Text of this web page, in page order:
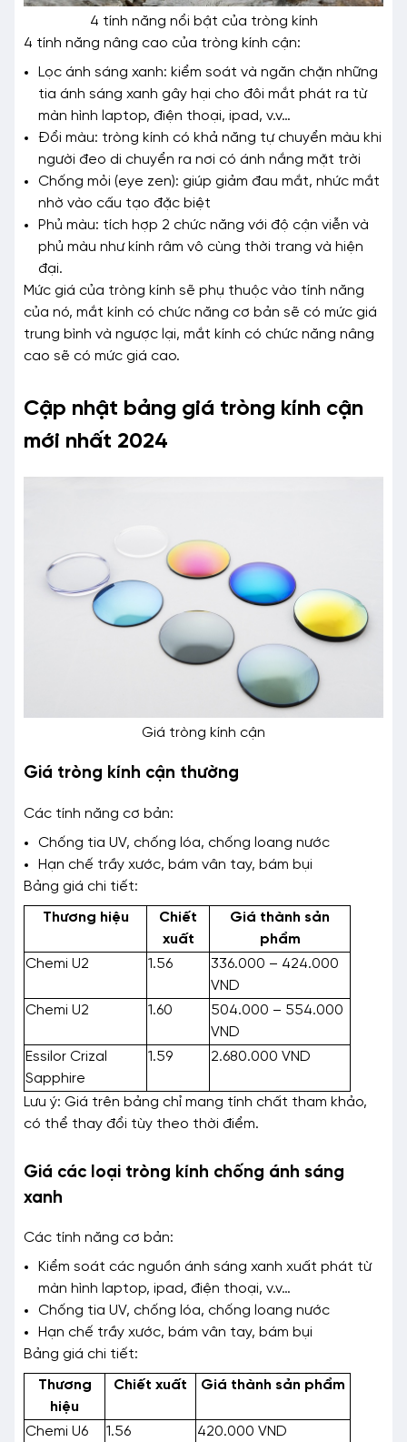
4 tính năng nổi bật của tròng kính
4 tính năng nâng cao của tròng kính cận:
Lọc ánh sáng xanh: kiểm soát và ngăn chặn những
tia ánh sáng xanh gây hại cho đôi mắt phát ra từ
màn hình laptop, điện thoại, ipad, v.v…
Đổi màu: tròng kính có khả năng tự chuyển màu khi
người đeo di chuyển ra nơi có ánh nắng mặt trời
Chống mỏi (eye zen): giúp giảm đau mắt, nhức mắt
nhờ vào cấu tạo đặc biệt
Phủ màu: tích hợp 2 chức năng với độ cận viễn và
phủ màu như kính râm vô cùng thời trang và hiện
đại.
Mức giá của tròng kính sẽ phụ thuộc vào tính năng
của nó, mắt kính có chức năng cơ bản sẽ có mức giá
trung bình và ngược lại, mắt kính có chức năng nâng
cao sẽ có mức giá cao.
Cập nhật bảng giá tròng kính cận
mới nhất 2024
Giá tròng kính cận
Giá tròng kính cận thường
Các tính năng cơ bản:
Chống tia UV, chống lóa, chống loang nước
Hạn chế trầy xước, bám vân tay, bám bụi
Bảng giá chi tiết:
Thương hiệu
Chiết
xuất
Giá thành sản
phẩm
Chemi U2
1.56
336.000 – 424.000
VND
Chemi U2
1.60
504.000 – 554.000
VND
Essilor Crizal
Sapphire
1.59 2.680.000 VND
Lưu ý: Giá trên bảng chỉ mang tính chất tham khảo,
có thể thay đổi tùy theo thời điểm.
Giá các loại tròng kính chống ánh sáng
xanh
Các tính năng cơ bản:
Kiểm soát các nguồn ánh sáng xanh xuất phát từ
màn hình laptop, ipad, điện thoại, v.v…
Chống tia UV, chống lóa, chống loang nước
Hạn chế trầy xước, bám vân tay, bám bụi
Bảng giá chi tiết:
Thương
hiệu
Chiết xuất Giá thành sản phẩm
Chemi U6 1.56 420.000 VND